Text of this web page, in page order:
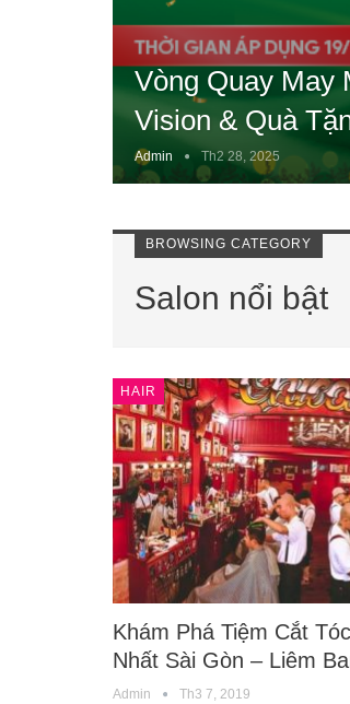
Vòng Quay May
Vision & Quà
Admin Th2 28, 2025
BROWSING CATEGORY
Salon nổi bật
HAIR
Khám Phá Tiệm Cắt
Nhất Sài Gòn – Liêm
Admin Th3 7, 2019